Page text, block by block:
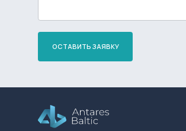
ОСТАВИТЬ ЗАЯВКУ
Разработка сайта